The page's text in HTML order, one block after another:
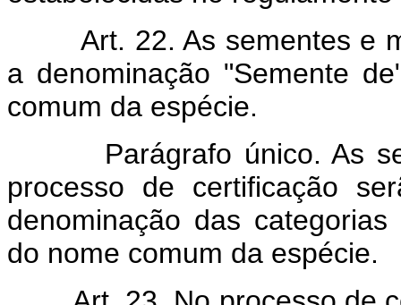
Art. 22. As sementes e
a denominação "Semente
comum da espécie.
Parágrafo único. As
processo de certificação
denominação das
do nome comum da espécie.